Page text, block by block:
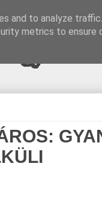
and to analyze
metrics to ensure